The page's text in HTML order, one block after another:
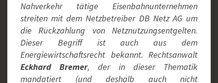
Nahverkehr tätige Eisenbahnunternehmen
streiten mit dem Netzbetreiber DB Netz AG um
die Rückzahlung von Netznutzungsentgelten.
Dieser Begriff ist auch aus dem
Energiewirtschaftsrecht bekannt. Rechtsanwalt
Eckhard Bremer, der in dieser Thematik
mandatiert (und deshalb auch nicht